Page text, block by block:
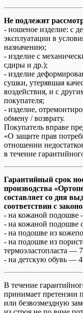
Не подлежит
- ношеное изделие: с
эксплуатации в
назначению;
- изделие с
сдиры и др.);
- изделие
сушки, утерявшая
воздействия, и с
покупателя;
- изделие,
обмену / возврату.
Покупатель вправе
«О защите прав
отношении
в течение
Гарантийный срок
производства
составляет со дня
соответствии с
- на кожаной подошве
- на кожаной подошве
- на подошве из
- на подошве из
термоэластопласта —
- на детскую обувь —
В течение
принимает претензии
или безвозмездную